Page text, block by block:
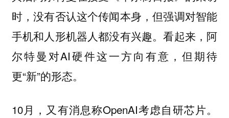
时，没有否认这个传闻本身，但强调对智能
手机和人形机器人都没有兴趣。看起来，阿
尔特曼对AI硬件这一方向有意，但期待
更“新”的形态。
10月，又有消息称OpenAI考虑自研芯片。